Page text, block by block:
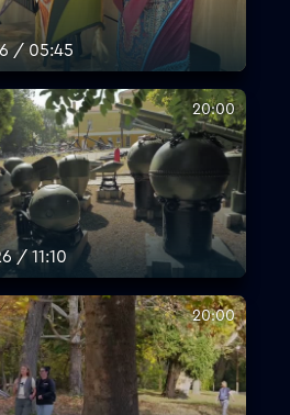
/ 05:45
20:00
/ 11:10
20:00